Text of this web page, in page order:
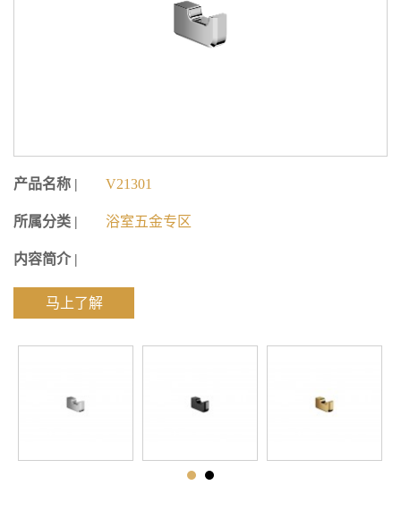
产品名称 | V21301
所属分类 | 浴室五金专区
内容简介 |
马上了解